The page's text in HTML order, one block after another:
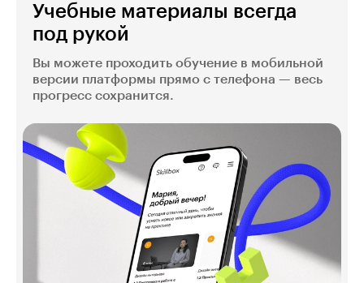
Учебные материалы всегда
под рукой
Вы можете проходить обучение в мобильной
версии платформы прямо с телефона — весь
прогресс сохранится.